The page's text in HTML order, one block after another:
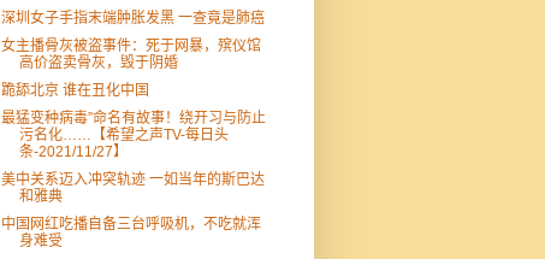
深圳女子手指末端肿胀发黑 一查竟是肺癌
女主播骨灰被盗事件：死于网暴，殡仪馆
高价盗卖骨灰，毁于阴婚
跪舔北京 谁在丑化中国
最猛变种病毒”命名有故事！绕开习与防止
污名化……【希望之声TV-每日头
条-2021/11/27】
美中关系迈入冲突轨迹 一如当年的斯巴达
和雅典
中国网红吃播自备三台呼吸机，不吃就浑
身难受